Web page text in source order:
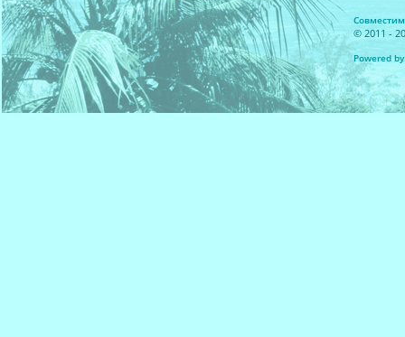
© 2011 -
Powered by